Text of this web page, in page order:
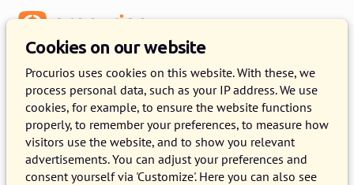
Cookies on our website
Procurios uses cookies on this website. With these, we
process personal data, such as your IP address. We use
cookies, for example, to ensure the website functions
properly, to remember your preferences, to measure how
visitors use the website, and to show you relevant
advertisements. You can adjust your preferences and
consent yourself via 'Customize'. Here you can also see
Back to meeting overview